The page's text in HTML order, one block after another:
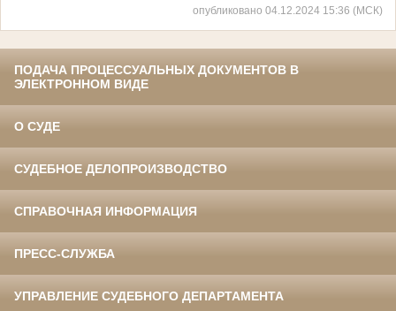
опубликовано 04.12.2024 15:36 (МСК)
ПОДАЧА ПРОЦЕССУАЛЬНЫХ ДОКУМЕНТОВ В
ЭЛЕКТРОННОМ ВИДЕ
О СУДЕ
СУДЕБНОЕ ДЕЛОПРОИЗВОДСТВО
СПРАВОЧНАЯ ИНФОРМАЦИЯ
ПРЕСС-СЛУЖБА
УПРАВЛЕНИЕ СУДЕБНОГО ДЕПАРТАМЕНТА